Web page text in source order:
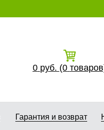
0 руб. (0
Гарантия и возврат